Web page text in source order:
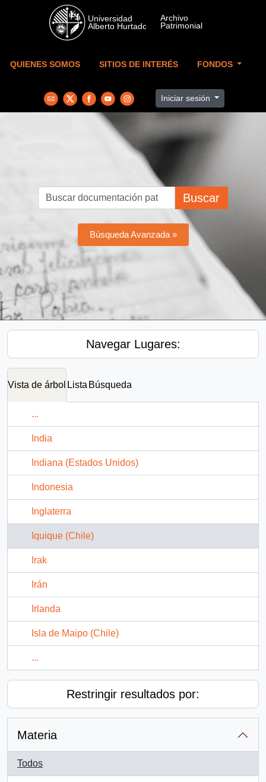
Skip to main content
QUIENES SOMOS SITIOS DE INTERÉS FONDOS
Iniciar sesión
Buscar
Búsqueda Avanzada »
Navegar Lugares:
Vista de árbol Lista Búsqueda
...
India
Indiana (Estados Unidos)
Indonesia
Inglaterra
Iquique (Chile)
Irak
Irán
Irlanda
Isla de Maipo (Chile)
...
Restringir resultados por:
Materia
Todos